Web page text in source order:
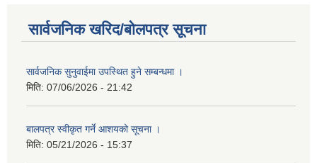
सार्वजनिक खरिद/बोलपत्र सूचना
सार्वजनिक सुनुवाईमा उपस्थित हुने सम्बन्धमा ।
मिति: 07/06/2026 - 21:42
बालपत्र स्वीकृत गर्ने आशयको सूचना ।
मिति: 05/21/2026 - 15:37